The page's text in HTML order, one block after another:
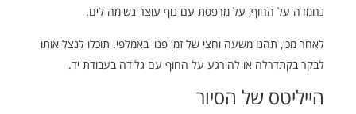
נחמדה על החוף, על מרפסת עם נוף עוצר נשימה לים.
לאחר מכן, תהנו משעה וחצי של זמן פנוי באמלפי. תוכלו לנצל אותו
לבקר בקתדרלה או להירגע על החוף עם גלידה בעבודת יד.
הייליטס של הסיור